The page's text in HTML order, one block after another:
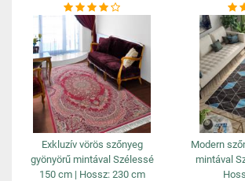
Exkluzív vörös szőnyeg
gyönyörű mintával Szélessé
150 cm | Hossz: 230 cm
Modern
mintával